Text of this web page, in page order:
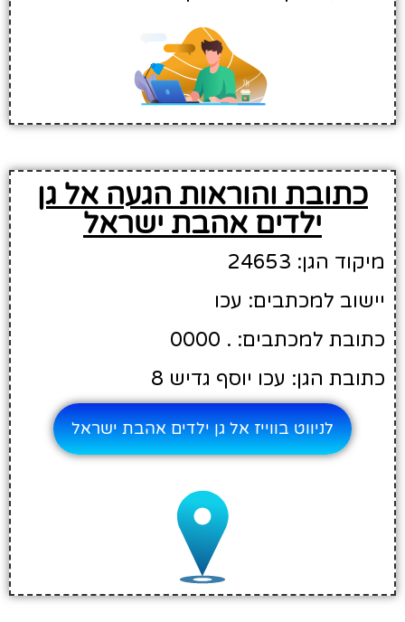
כתובת והוראות הגעה אל גן
ילדים אהבת ישראל
מיקוד הגן: 24653
יישוב למכתבים: עכו
כתובת למכתבים: . 0000
כתובת הגן: עכו יוסף גדיש 8
לניווט בווייז אל גן ילדים אהבת ישראל